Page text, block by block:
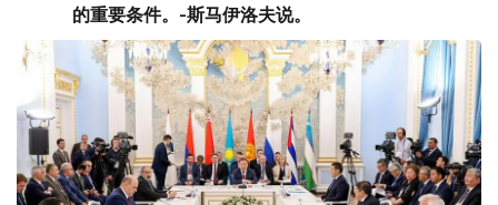
的重要条件。-斯马伊洛夫说。